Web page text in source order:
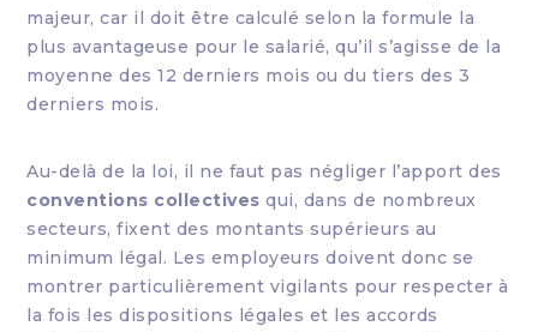
majeur, car il doit être calculé selon la formule la
plus avantageuse pour le salarié, qu’il s’agisse de la
moyenne des 12 derniers mois ou du tiers des 3
derniers mois.
Au-delà de la loi, il ne faut pas négliger l’apport des
conventions collectives qui, dans de nombreux
secteurs, fixent des montants supérieurs au
minimum légal. Les employeurs doivent donc se
montrer particulièrement vigilants pour respecter à
la fois les dispositions légales et les accords